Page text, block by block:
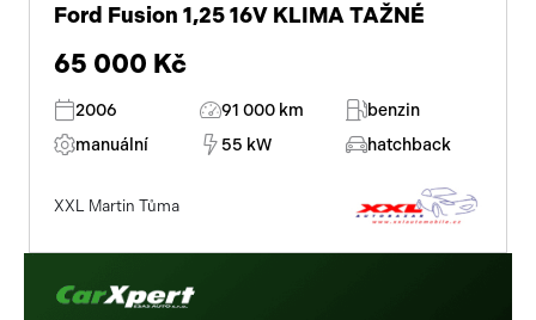
Ford Fusion 1,25 16V KLIMA TAŽNÉ
65 000 Kč
2006 91 000 km
benzin
manuální
55 kW hatchback
XXL Martin Tůma